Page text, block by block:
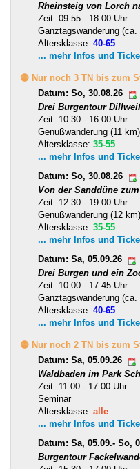
Rheinsteig von Lorch
Zeit: 09:55 - 18:00 Uhr
Ganztagswanderung (ca.
Altersklasse: 40-65
... mehr Infos und
🟡 Nur noch 3 TN bis zum
Datum: So, 30.08.26
Drei Burgentour
Zeit: 10:30 - 16:00 Uhr
Genußwanderung (11 km)
Altersklasse: 35-55
... mehr Infos und
Datum: So, 30.08.26
Von der Sanddüne
Zeit: 12:30 - 19:00 Uhr
Genußwanderung (12 km)
Altersklasse: 35-55
... mehr Infos und
Datum: Sa, 05.09.26
Drei Burgen und ein
Zeit: 10:00 - 17:45 Uhr
Ganztagswanderung (ca.
Altersklasse: 40-65
... mehr Infos und
🟡 Nur noch 2 TN bis zum
Datum: Sa, 05.09.26
Waldbaden im Park
Zeit: 11:00 - 17:00 Uhr
Seminar
Altersklasse: alle
... mehr Infos und
Datum: Sa, 05.09.- So,
Burgentour